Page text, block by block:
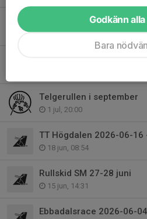
Svenska
7 jul, 18:00
Telgerullen i september
1 jul, 20:00
TT Högdalen 2026-06-16
18 jun, 08:54
Rullskid SM 27-28 juni
15 jun, 14:31
Ebbadalsrace 2026-06-
Godkänn
Bara